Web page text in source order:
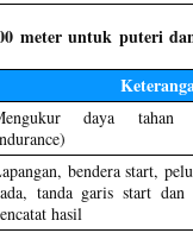
meter untuk puteri
daya tahan
bendera start,
tanda garis start
hasil